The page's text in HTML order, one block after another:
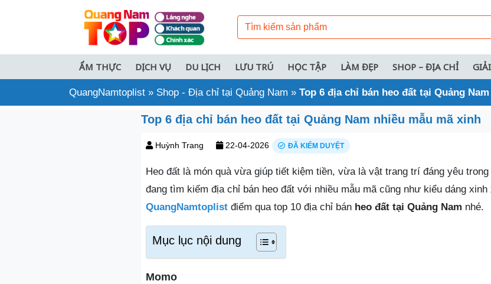
ẨM THỰC DỊCH VỤ DU LỊCH LƯU TRÚ HỌC TẬP LÀM ĐẸP SHOP – ĐỊA CHỈ
QuangNamtoplist » Shop - Địa chỉ tại Quảng Nam » Top 6 địa chỉ bán heo đất tại Quảng
Top 6 địa chỉ bán heo đất tại Quảng Nam nhiều mẫu mã xinh
Huỳnh Trang 22-04-2026 ĐÃ KIỂM DUYỆT
Heo đất là món quà vừa giúp tiết kiệm tiền, vừa là vật trang trí đáng yêu
đang tìm kiếm địa chỉ bán heo đất với nhiều mẫu mã cũng như kiểu dáng xinh
QuangNamtoplist điểm qua top 10 địa chỉ bán heo đất tại Quảng Nam nhé.
Mục lục nội dung
Momo